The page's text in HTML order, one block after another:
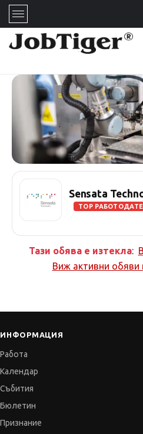
Sensata
TOP
Тази обява е изтекла:
Виж активни обяви
ИНФОРМАЦИЯ
Работа
Календар
Събития
Бюлетин
Признание